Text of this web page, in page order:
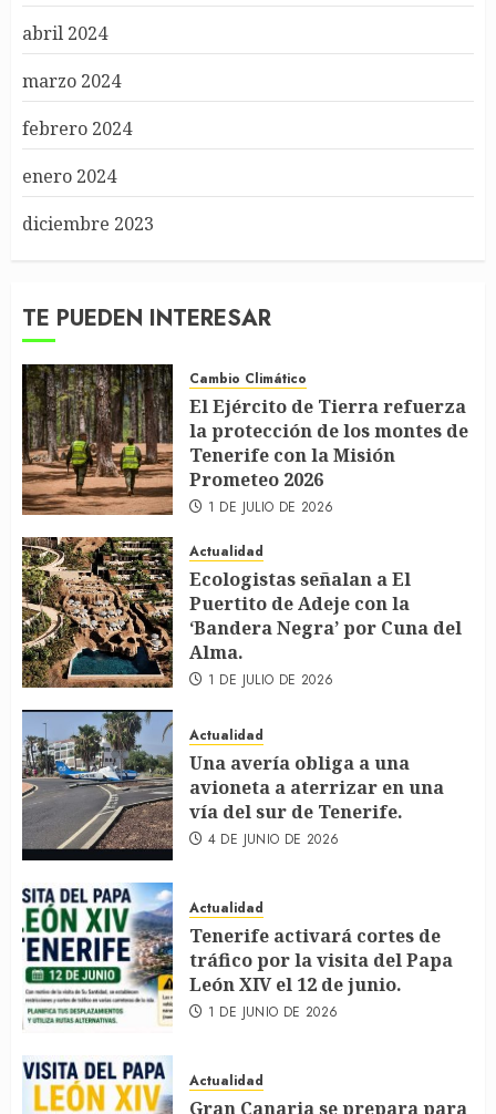
abril 2024
marzo 2024
febrero 2024
enero 2024
diciembre 2023
TE PUEDEN INTERESAR
Cambio Climático
El Ejército de Tierra refuerza
la protección de los montes de
Tenerife con la Misión
Prometeo 2026
1 DE JULIO DE 2026
Actualidad
Ecologistas señalan a El
Puertito de Adeje con la
‘Bandera Negra’ por Cuna del
Alma.
1 DE JULIO DE 2026
Actualidad
Una avería obliga a una
avioneta a aterrizar en una
vía del sur de Tenerife.
4 DE JUNIO DE 2026
Actualidad
Tenerife activará cortes de
tráfico por la visita del Papa
León XIV el 12 de junio.
1 DE JUNIO DE 2026
Actualidad
Gran Canaria se prepara para